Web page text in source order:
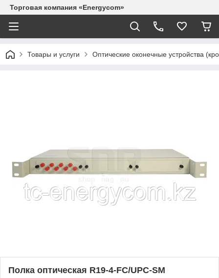
Торговая компания «Energycom»
Товары и услуги Оптические оконечные устройства
Полка оптическая R19-4-FC/UPC-SM